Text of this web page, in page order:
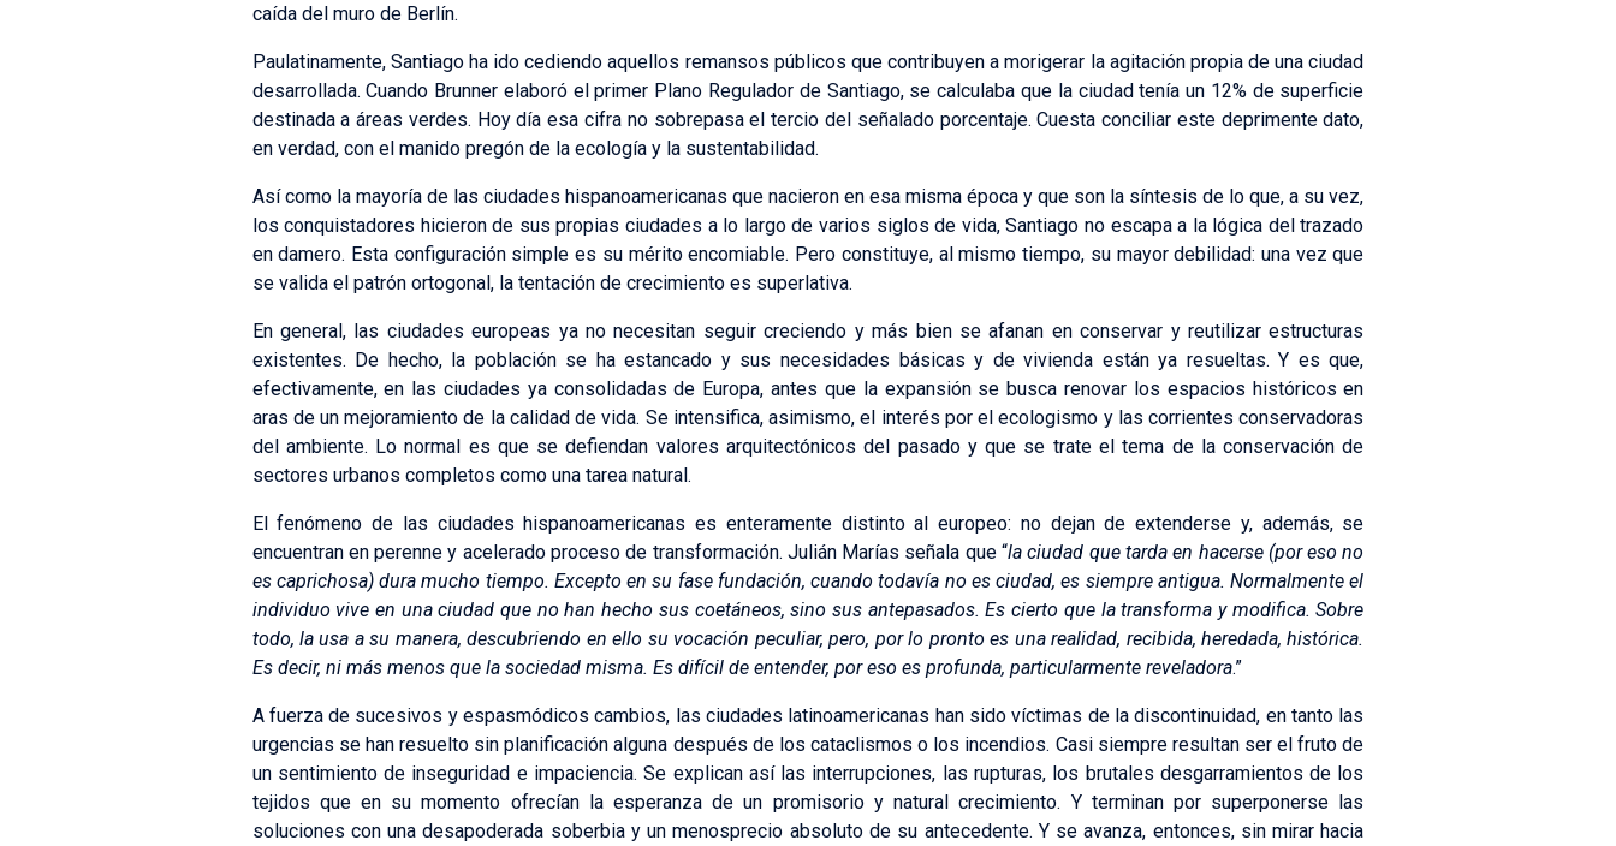
caída del muro de Berlín.
Paulatinamente, Santiago ha ido cediendo aquellos remansos públicos que contribuyen a morigerar la agitación propia de una ciudad
desarrollada. Cuando Brunner elaboró el primer Plano Regulador de Santiago, se calculaba que la ciudad tenía un 12% de superficie
destinada a áreas verdes. Hoy día esa cifra no sobrepasa el tercio del señalado porcentaje. Cuesta conciliar este deprimente dato,
en verdad, con el manido pregón de la ecología y la sustentabilidad.
Así como la mayoría de las ciudades hispanoamericanas que nacieron en esa misma época y que son la síntesis de lo que, a su vez,
los conquistadores hicieron de sus propias ciudades a lo largo de varios siglos de vida, Santiago no escapa a la lógica del trazado
en damero. Esta configuración simple es su mérito encomiable. Pero constituye, al mismo tiempo, su mayor debilidad: una vez que
se valida el patrón ortogonal, la tentación de crecimiento es superlativa.
En general, las ciudades europeas ya no necesitan seguir creciendo y más bien se afanan en conservar y reutilizar estructuras
existentes. De hecho, la población se ha estancado y sus necesidades básicas y de vivienda están ya resueltas. Y es que,
efectivamente, en las ciudades ya consolidadas de Europa, antes que la expansión se busca renovar los espacios históricos en
aras de un mejoramiento de la calidad de vida. Se intensifica, asimismo, el interés por el ecologismo y las corrientes conservadoras
del ambiente. Lo normal es que se defiendan valores arquitectónicos del pasado y que se trate el tema de la conservación de
sectores urbanos completos como una tarea natural.
El fenómeno de las ciudades hispanoamericanas es enteramente distinto al europeo: no dejan de extenderse y, además, se
encuentran en perenne y acelerado proceso de transformación. Julián Marías señala que “la ciudad que tarda en hacerse (por eso no
es caprichosa) dura mucho tiempo. Excepto en su fase fundación, cuando todavía no es ciudad, es siempre antigua. Normalmente el
individuo vive en una ciudad que no han hecho sus coetáneos, sino sus antepasados. Es cierto que la transforma y modifica. Sobre
todo, la usa a su manera, descubriendo en ello su vocación peculiar, pero, por lo pronto es una realidad, recibida, heredada, histórica.
Es decir, ni más menos que la sociedad misma. Es difícil de entender, por eso es profunda, particularmente reveladora.”
A fuerza de sucesivos y espasmódicos cambios, las ciudades latinoamericanas han sido víctimas de la discontinuidad, en tanto las
urgencias se han resuelto sin planificación alguna después de los cataclismos o los incendios. Casi siempre resultan ser el fruto de
un sentimiento de inseguridad e impaciencia. Se explican así las interrupciones, las rupturas, los brutales desgarramientos de los
tejidos que en su momento ofrecían la esperanza de un promisorio y natural crecimiento. Y terminan por superponerse las
soluciones con una desapoderada soberbia y un menosprecio absoluto de su antecedente. Y se avanza, entonces, sin mirar hacia